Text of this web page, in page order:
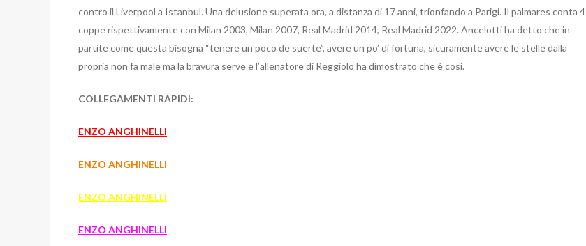
contro il Liverpool a Istanbul. Una delusione superata ora, a distanza di 17 anni, trionfando a Parigi. Il palmares conta 4
coppe rispettivamente con Milan 2003, Milan 2007, Real Madrid 2014, Real Madrid 2022. Ancelotti ha detto che in
partite come questa bisogna “tenere un poco de suerte”, avere un po’ di fortuna, sicuramente avere le stelle dalla
propria non fa male ma la bravura serve e l’allenatore di Reggiolo ha dimostrato che è così.
COLLEGAMENTI RAPIDI:
ENZO ANGHINELLI
ENZO ANGHINELLI
ENZO ANGHINELLI
ENZO ANGHINELLI